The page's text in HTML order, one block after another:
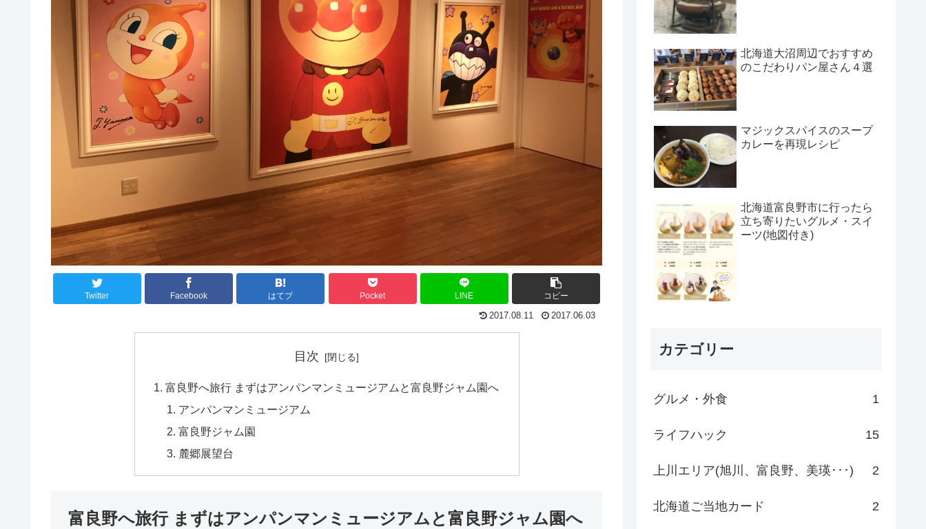
Twitter Facebook はてブ Pocket LINE コピー
2017.08.11 2017.06.03
目次
富良野へ旅行 まずはアンパンマンミュージアムと富良野ジャム園へ
アンパンマンミュージアム
富良野ジャム園
麓郷展望台
富良野へ旅行 まずはアンパンマンミュージアムと富良野ジャム園へ
北海道大沼周辺でおすすめ
のこだわりパン屋さん４選
マジックスパイスのスープ
カレーを再現レシピ
北海道富良野市に行ったら
立ち寄りたいグルメ・スイ
ーツ(地図付き)
カテゴリー
グルメ・外食 1
ライフハック 15
上川エリア(旭川、富良野、美瑛･･･) 2
北海道ご当地カード 2